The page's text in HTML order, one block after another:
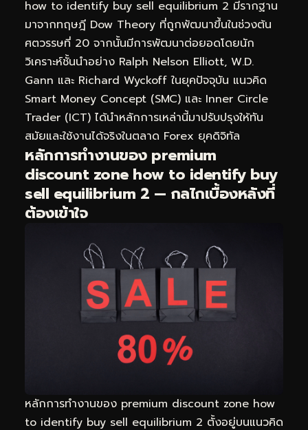
how to identify buy sell equilibrium 2 มีรากฐาน
มาจากทฤษฎี Dow Theory ที่ถูกพัฒนาขึ้นในช่วงต้น
ศตวรรษที่ 20 จากนั้นมีการพัฒนาต่อยอดโดยนัก
วิเคราะห์ชั้นนำอย่าง Ralph Nelson Elliott, W.D.
Gann และ Richard Wyckoff ในยุคปัจจุบัน แนวคิด
Smart Money Concept (SMC) และ Inner Circle
Trader (ICT) ได้นำหลักการเหล่านี้มาปรับปรุงให้ทัน
สมัยและใช้งานได้จริงในตลาด Forex ยุคดิจิทัล
หลักการทำงานของ premium
discount zone how to identify buy
sell equilibrium 2 — กลไกเบื้องหลังที่
ต้องเข้าใจ
หลักการทำงานของ premium discount zone how
to identify buy sell equilibrium 2 ตั้งอยู่บนแนวคิด